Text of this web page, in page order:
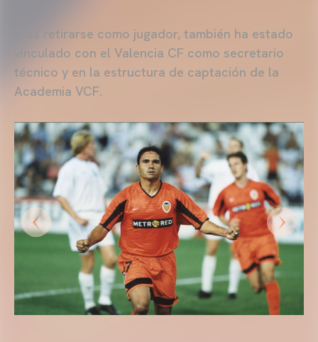
Tras retirarse como jugador, también ha estado
vinculado con el Valencia CF como secretario
técnico y en la estructura de captación de la
Academia VCF.